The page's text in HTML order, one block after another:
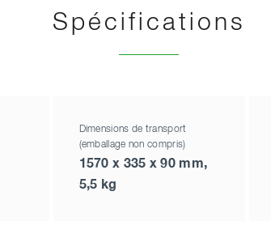
Spécifications
Dimensions de transport
(emballage non compris)
1570 x 335 x 90 mm,
5,5 kg